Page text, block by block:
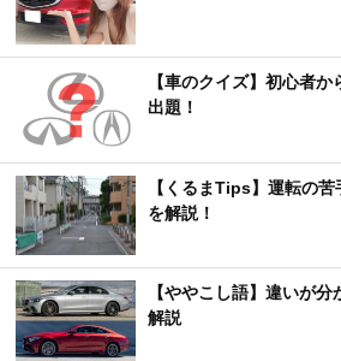
【車のクイズ】初心者
出題！
【くるまTips】運転の
を解説！
【ややこし語】違いが
解説